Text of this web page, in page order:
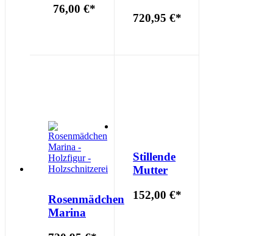
76,00 €*
720,95 €*
Rosenmädchen
Marina
Stillende
Mutter
152,00 €*